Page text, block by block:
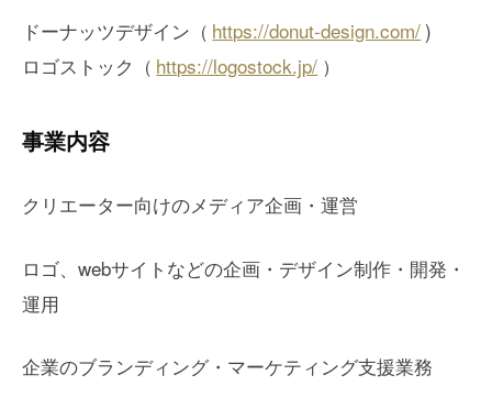
ドーナッツデザイン（ https://donut-design.com/)
ロゴストック（ https://logostock.jp/ ）
事業内容
クリエーター向けのメディア企画・運営
ロゴ、webサイトなどの企画・デザイン制作・開発・
運用
企業のブランディング・マーケティング支援業務